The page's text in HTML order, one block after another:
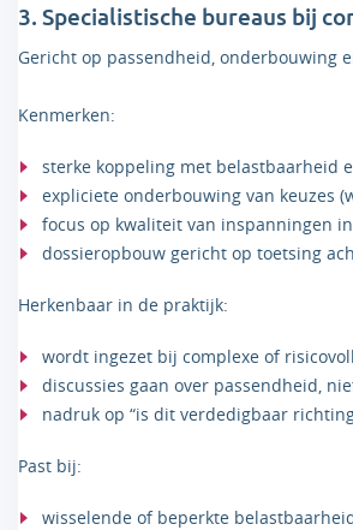
3. Specialistische bureaus bij
Gericht op passendheid, onderbouwing
Kenmerken:
sterke koppeling met belastbaarheid
expliciete onderbouwing van keuzes
focus op kwaliteit van inspanningen
dossieropbouw gericht op toetsing
Herkenbaar in de praktijk:
wordt ingezet bij complexe of
discussies gaan over passendheid,
nadruk op “is dit verdedigbaar richting
Past bij:
wisselende of beperkte